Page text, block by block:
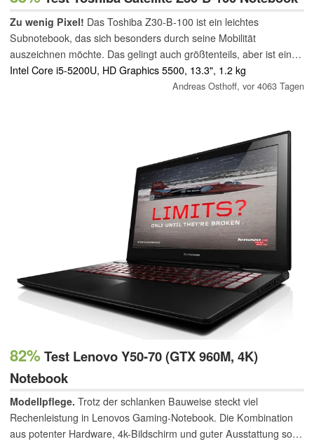
Zu wenig Pixel! Das Toshiba Z30-B-100 ist ein leichtes
Subnotebook, das sich besonders durch seine Mobilität
auszeichnen möchte. Das gelingt auch größtenteils, aber ist ein
TN-Bildschirm mit der normalen HD-Auflösung im Jahr 2015
Intel Core i5-5200U, HD Graphics 5500, 13.3", 1.2 kg
Andreas Osthoff, vor 4063 Tagen
82% Test Lenovo Y50-70 (GTX 960M, 4K)
Notebook
Modellpflege. Trotz der schlanken Bauweise steckt viel
Rechenleistung in Lenovos Gaming-Notebook. Die Kombination
aus potenter Hardware, 4k-Bildschirm und guter Ausstattung soll